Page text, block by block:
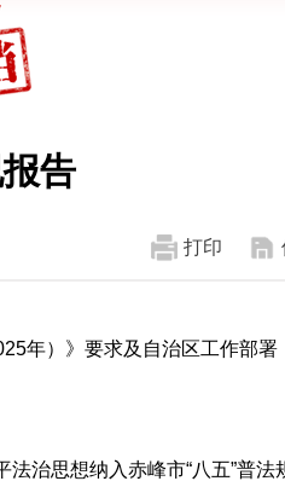
告
打印
年）》要求及自治区工作部
治思想纳入赤峰市“八五”普